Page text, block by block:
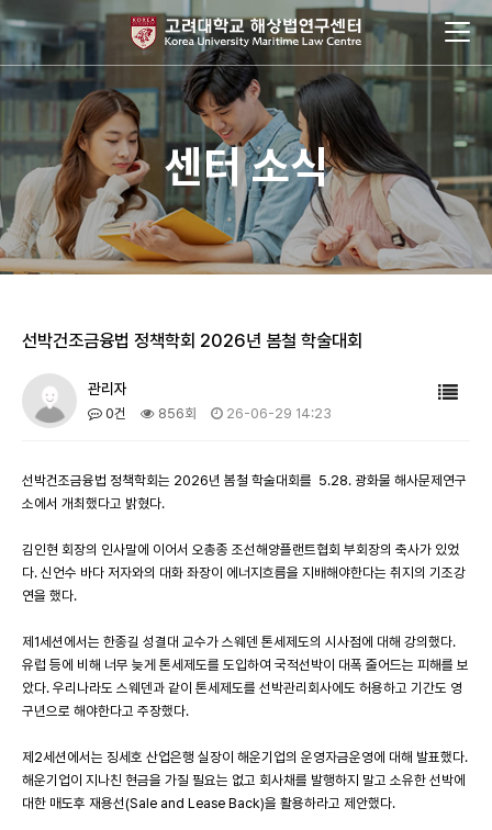
센터 소식
선박건조금융법 정책학회 2026년 봄철 학술대회
관리자
0건 856회 26-06-29 14:23
선박건조금융법 정책학회는 2026년 봄철 학술대회를 5.28. 광화물 해사문제연구
소에서 개최했다고 밝혔다.
김인현 회장의 인사말에 이어서 오총종 조선해양플랜트협회 부회장의 축사가 있었
다. 신언수 바다 저자와의 대화 좌장이 에너지흐름을 지배해야한다는 취지의 기조강
연을 했다.
제1세션에서는 한종길 성결대 교수가 스웨덴 톤세제도의 시사점에 대해 강의했다.
유럽 등에 비해 너무 늦게 톤세제도를 도입하여 국적선박이 대폭 줄어드는 피해를 보
았다. 우리나라도 스웨덴과 같이 톤세제도를 선박관리회사에도 허용하고 기간도 영
구년으로 해야한다고 주장했다.
제2세션에서는 징세호 산업은행 실장이 해운기업의 운영자금운영에 대해 발표했다.
해운기업이 지나친 현금을 가질 필요는 없고 회사채를 발행하지 말고 소유한 선박에
대한 매도후 재용선(Sale and Lease Back)을 활용하라고 제안했다.